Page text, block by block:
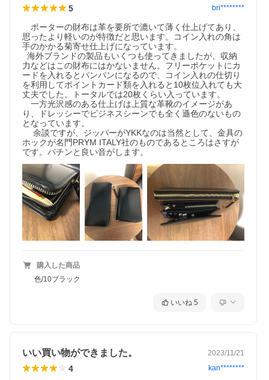
・【物流センター以外】から出荷する商品との同時注文・同梱発
送は承りかねます。
PORTERの商品を探す＞＞
このシリーズの商品を探す＞＞
バッグ一覧から探す＞＞
ブランド一覧から探す＞＞
さらに、真空乾燥機により平たく滑らかにしてから吟面を擦り、
塗料と合成樹脂でコーティングしました。内装にはレザーシュー
ズに使われるライニング用の馬革を使用しています。
5 bri********
ポーターの財布は革を要所で漉いて薄く仕上げてあり、
思ったより軽いのが特徴だと思います。コイン入れの角は
手のかかる菊寄せ仕上げになっています。
力などはこの財布にはかないません。フリーポケットにカ
ードを入れるとパンパンになるので、コイン入れの仕切り
を利用してポイントカード類を入れると10枚位入れても大
丈夫でした。トータルでは20枚くらい入っています。
一方光沢感のある仕上げは上質な革靴のイメージがあ
り、ドレッシーでビジネスシーンでも全く遜色のないもの
となっています。
ホックが名門PRYM ITALY社のものであるところはさすが
です。パチンと良い音がします。
購入した商品
色/10ブラック
いいね 5
いい買い物ができました。 2023/11/21
4 kan********